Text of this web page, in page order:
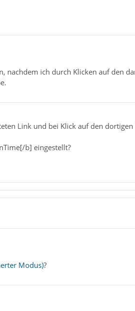
nachdem ich durch Klicken auf den
Link und bei Klick auf den
b] eingestellt?
Modus)?